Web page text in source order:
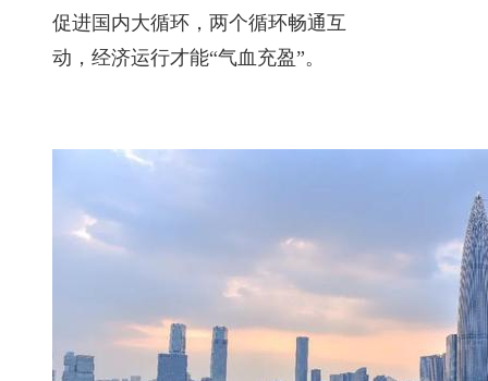
促进国内大循环，两个循环畅通互
动，经济运行才能“气血充盈”。